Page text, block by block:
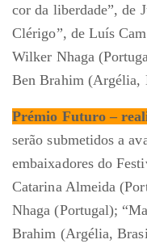
cor da liberdade”, de
Clérigo”, de Luís
Wilker Nhaga
Ben Brahim (Argélia,
Prémio Futuro –
serão submetidos a
embaixadores do
Catarina Almeida
Nhaga (Portugal);
Brahim (Argélia,